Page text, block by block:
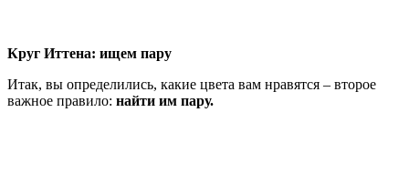
Круг Иттена: ищем пару
Итак, вы определились, какие цвета вам нравятся – второе
важное правило: найти им пару.